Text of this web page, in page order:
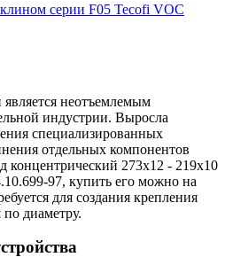
серии F05 Tecofi VOC
неотъемлемым
индустрии. Выросла
специализированных
отдельных компонентов
концентрический 273х12 - 219х10
97, купить его можно на
для создания крепления
диаметру.